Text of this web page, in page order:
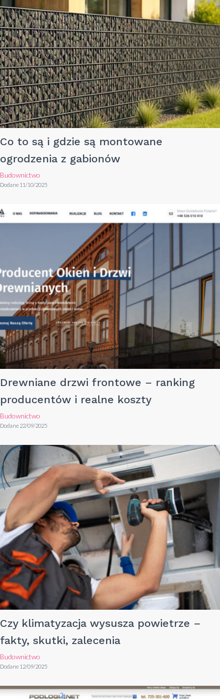
Co to są i gdzie są montowane
ogrodzenia z gabionów
Budownictwo
Dodane 11/10/2025
Drewniane drzwi frontowe – ranking
producentów i realne koszty
Budownictwo
Dodane 22/09/2025
Czy klimatyzacja wysusza powietrze –
fakty, skutki, zalecenia
Budownictwo
Dodane 12/09/2025